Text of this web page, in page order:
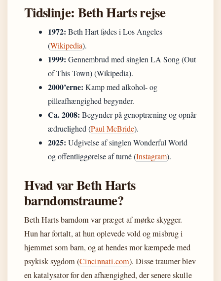
Tidslinje: Beth Harts rejse
1972: Beth Hart fødes i Los Angeles
(Wikipedia).
1999: Gennembrud med singlen LA Song (Out
of This Town) (Wikipedia).
2000’erne: Kamp med alkohol- og
pilleafhængighed begynder.
Ca. 2008: Begynder på genoptræning og opnår
ædruelighed (Paul McBride).
2025: Udgivelse af singlen Wonderful World
og offentliggørelse af turné (Instagram).
Hvad var Beth Harts
barndomstraume?
Beth Harts barndom var præget af mørke skygger.
Hun har fortalt, at hun oplevede vold og misbrug i
hjemmet som barn, og at hendes mor kæmpede med
psykisk sygdom (Cincinnati.com). Disse traumer blev
en katalysator for den afhængighed, der senere skulle